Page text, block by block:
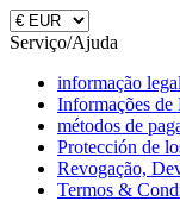
Serviço/Ajuda
informação legal
Informações de
métodos de
Protección de
Revogação,
Termos &